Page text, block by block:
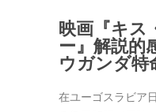
映画『キス
ー』解説的
ウガンダ特
在ユーゴスラビア